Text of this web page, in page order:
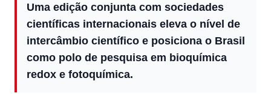
Uma edição conjunta com sociedades
científicas internacionais eleva o nível de
intercâmbio científico e posiciona o Brasil
como polo de pesquisa em bioquímica
redox e fotoquímica.